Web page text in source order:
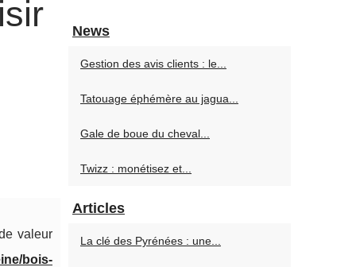
valeur
bois-
News
Gestion des avis clients : le...
Tatouage éphémère au jagua...
Gale de boue du cheval...
Twizz : monétisez et...
Articles
La clé des Pyrénées : une...